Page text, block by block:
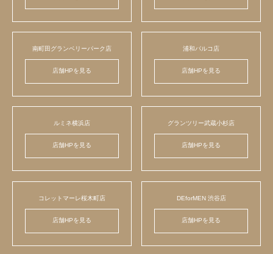
南町田グランベリーパーク店
店舗HPを見る
浦和パルコ店
店舗HPを見る
ルミネ横浜店
店舗HPを見る
グランツリー武蔵小杉店
店舗HPを見る
コレットマーレ桜木町店
店舗HPを見る
DEforMEN 渋谷店
店舗HPを見る